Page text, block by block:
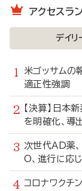
アクセスラ
デイリ
米ゴッサム
適正性強調
【決算】日
を明確化、導
次世代AD薬
O、進行に応
コロナワク